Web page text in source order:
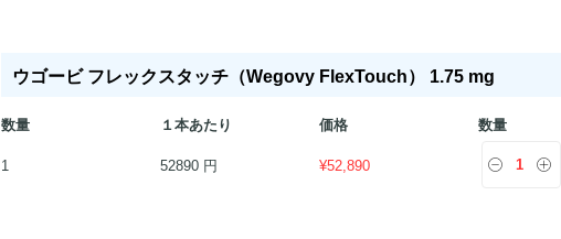
ウゴービ フレックスタッチ（Wegovy FlexTouch） 1.75 mg
数量 １本あたり 価格
数量
1
52890 円 ¥52,890